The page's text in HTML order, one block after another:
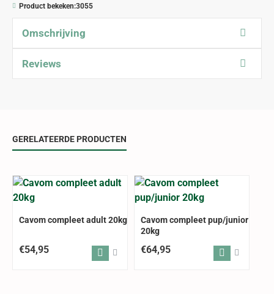
Product bekeken:3055
Omschrijving
Reviews
GERELATEERDE PRODUCTEN
Cavom compleet adult 20kg
€54,95
Cavom compleet pup/junior
20kg
€64,95